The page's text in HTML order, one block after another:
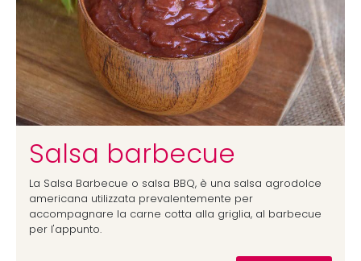
Salsa barbecue
La Salsa Barbecue o salsa BBQ, è una salsa agrodolce
americana utilizzata prevalentemente per
accompagnare la carne cotta alla griglia, al barbecue
per l'appunto.